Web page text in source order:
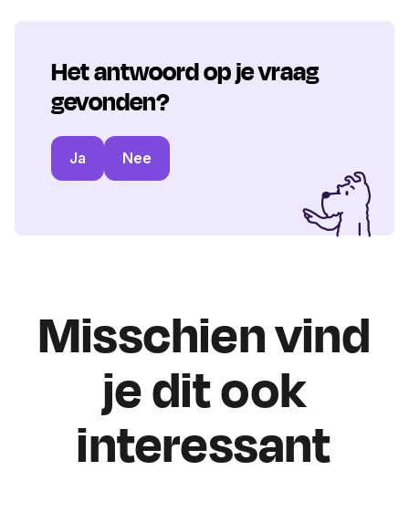
Het antwoord op je vraag
gevonden?
Ja Nee
Misschien vind
je dit ook
interessant